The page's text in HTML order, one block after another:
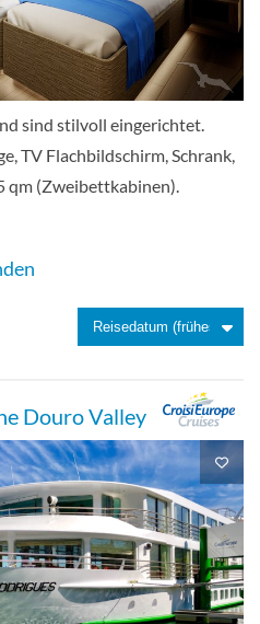
sind stilvoll eingerichtet.
TV Flachbildschirm, Schrank,
qm (Zweibettkabinen).
Douro Valley